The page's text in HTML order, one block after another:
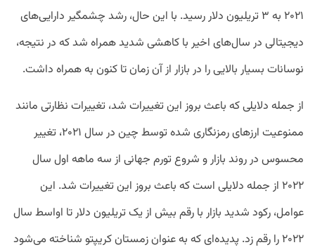
۲۰۲۱ به ۳ تریلیون دلار رسید. با این حال، رشد چشمگیر دارایی‌های
دیجیتالی در سال‌های اخیر با کاهشی شدید همراه شد که در نتیجه،
نوسانات بسیار بالایی را در بازار از آن زمان تا کنون به همراه داشت.
از جمله دلایلی که باعث بروز این تغییرات شد، تغییرات نظارتی مانند
ممنوعیت ارزهای رمزنگاری شده توسط چین در سال ۲۰۲۱، تغییر
محسوس در روند بازار و شروع تورم جهانی از سه ماهه اول سال
۲۰۲۲ از جمله دلایلی است که باعث بروز این تغییرات شد. این
عوامل، رکود شدید بازار با رقم بیش از یک تریلیون دلار تا اواسط سال
۲۰۲۲ را رقم زد. پدیده‌ای که به عنوان زمستان کریپتو شناخته می‌شود